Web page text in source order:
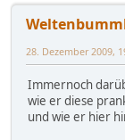
28. Dezember 2009,
Immernoch
wie er diese
und wie er hier